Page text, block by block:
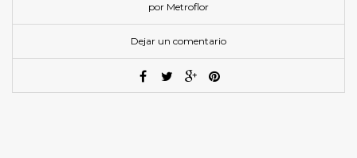
por Metroflor
Dejar un comentario